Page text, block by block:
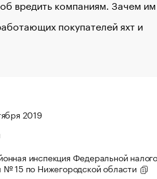
вредить компаниям. Зачем
покупателей яхт и
2019
инспекция Федеральной
15 по Нижегородской области